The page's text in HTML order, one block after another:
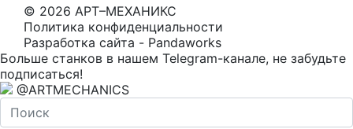
© 2026 АРТ–МЕХАНИКС
Политика конфиденциальности
Разработка сайта - Pandaworks
Больше станков в нашем Telegram-канале, не забудьте
подписаться!
@ARTMECHANICS